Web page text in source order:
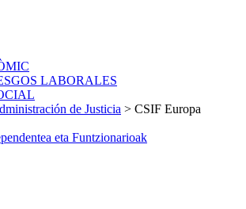
LABORALES
de Justicia > CSIF Europa
eta Funtzionarioak